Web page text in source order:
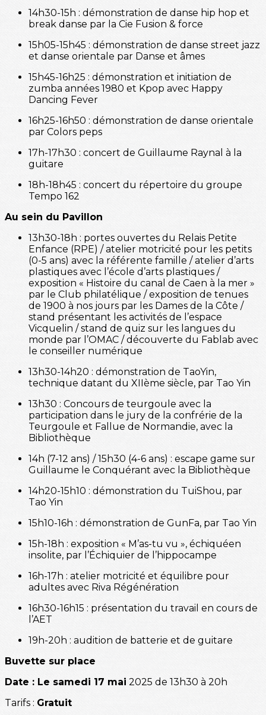
14h30-15h : démonstration de danse hip hop et
break danse par la Cie Fusion & force
15h05-15h45 : démonstration de danse street jazz
et danse orientale par Danse et âmes
15h45-16h25 : démonstration et initiation de
zumba années 1980 et Kpop avec Happy
Dancing Fever
16h25-16h50 : démonstration de danse orientale
par Colors peps
17h-17h30 : concert de Guillaume Raynal à la
guitare
18h-18h45 : concert du répertoire du groupe
Tempo 162
Au sein du Pavillon
13h30-18h : portes ouvertes du Relais Petite
Enfance (RPE) / atelier motricité pour les petits
(0-5 ans) avec la référente famille / atelier d’arts
plastiques avec l’école d’arts plastiques /
exposition « Histoire du canal de Caen à la mer »
par le Club philatélique / exposition de tenues
de 1900 à nos jours par les Dames de la Côte /
stand présentant les activités de l’espace
Vicquelin / stand de quiz sur les langues du
monde par l’OMAC / découverte du Fablab avec
le conseiller numérique
13h30-14h20 : démonstration de TaoYin,
technique datant du XIIème siècle, par Tao Yin
13h30 : Concours de teurgoule avec la
participation dans le jury de la confrérie de la
Teurgoule et Fallue de Normandie, avec la
Bibliothèque
14h (7-12 ans) / 15h30 (4-6 ans) : escape game sur
Guillaume le Conquérant avec la Bibliothèque
14h20-15h10 : démonstration du TuiShou, par
Tao Yin
15h10-16h : démonstration de GunFa, par Tao Yin
15h-18h : exposition « M’as-tu vu », échiquéen
insolite, par l’Échiquier de l’hippocampe
16h-17h : atelier motricité et équilibre pour
adultes avec Riva Régénération
16h30-16h15 : présentation du travail en cours de
l’AET
19h-20h : audition de batterie et de guitare
Buvette sur place
Date : Le samedi 17 mai 2025 de 13h30 à 20h
Tarifs : Gratuit